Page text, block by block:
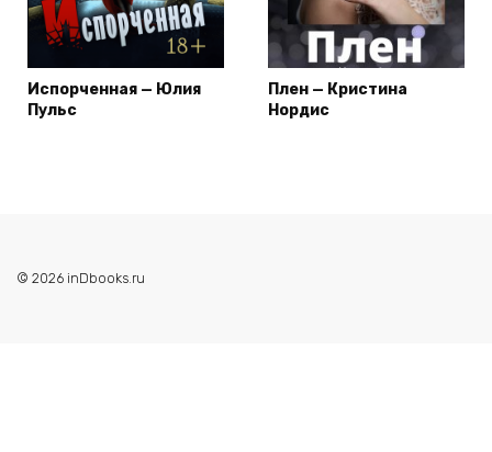
Испорченная — Юлия
Пульс
Плен — Кристина
Нордис
© 2026 inDbooks.ru